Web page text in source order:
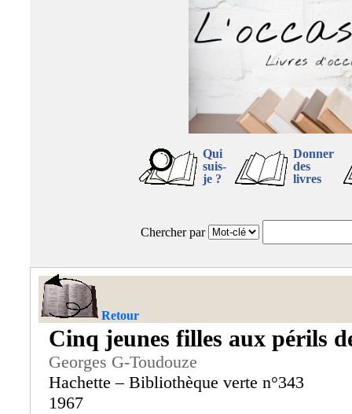
Qui
suis-
je ?
Donner
des
livres
Chercher par
Retour
Cinq jeunes filles aux périls
Georges G-Toudouze
Hachette – Bibliothèque verte n°343
1967